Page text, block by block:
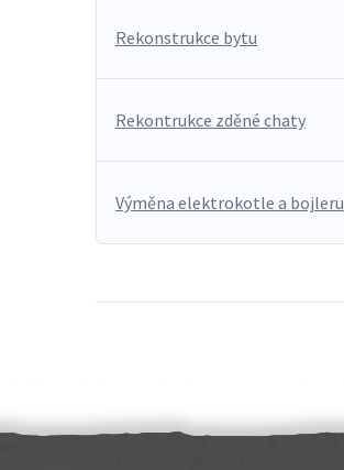
Rekonstrukce bytu
Rekontrukce zděné chaty
Výměna elektrokotle a bojleru